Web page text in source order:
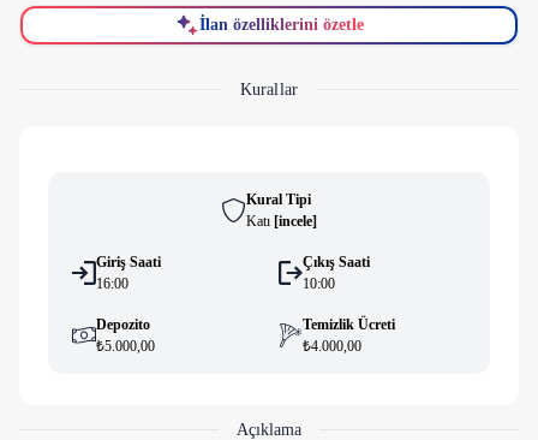
İlan özelliklerini özetle
Kurallar
Kural Tipi
Katı [i̇ncele]
Giriş Saati
16:00
Çıkış Saati
10:00
Depozito
₺5.000,00
Temizlik Ücreti
₺4.000,00
Açıklama